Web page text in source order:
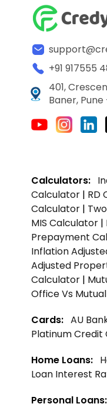
+91 917555
401,
Baner, Pune
Calculators:
Calculator | RD
Calculator |
MIS Calculator |
Prepayment
Inflation
Adjusted
Calculator |
Office Vs
Cards: AU
Platinum Credit
Home Loans:
Loan Interest
Personal Loans: